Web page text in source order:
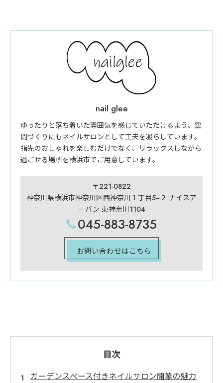
nail glee
ゆったりと落ち着いた雰囲気を感じていただけるよう、空
間づくりにもネイルサロンとして工夫を凝らしています。
指先のおしゃれを楽しむだけでなく、リラックスしながら
過ごせる場所を横浜市でご用意しています。
〒221-0822
神奈川県横浜市神奈川区西神奈川１丁目5−２ ナイスア
ーバン 東神奈川1104
045-883-8735
お問い合わせはこちら
目次
ガーデンスペース付きネイルサロン開業の魅力